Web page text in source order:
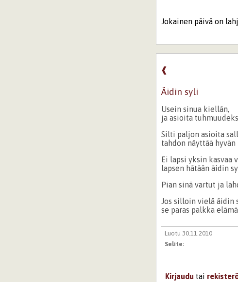
Jokainen päivä on
❰
Äidin syli
Usein sinua kiellän,
ja asioita
Silti paljon asioita
tahdon näyttää
Ei lapsi yksin kasvaa
lapsen hätään äidin
Pian sinä vartut ja
Jos silloin vielä äidin
se paras palkka
Luotu 30.11.2010
Selite:
Kirjaudu tai